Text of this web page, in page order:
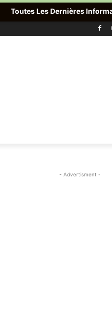
- Advertisment -
Toutes Les Dernières